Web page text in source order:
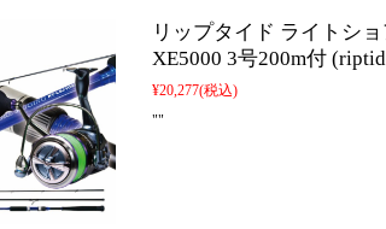
リップタイド ライトシ
XE5000 3号200m付
¥20,277(税込)
""